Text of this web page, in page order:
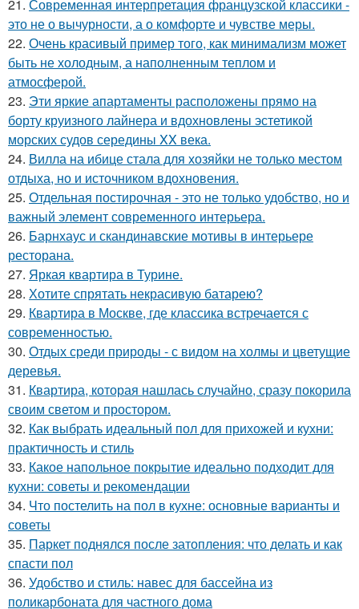
21. Современная интерпретация французской классики -
это не о вычурности, а о комфорте и чувстве меры.
22. Очень красивый пример того, как минимализм может
быть не холодным, а наполненным теплом и
атмосферой.
23. Эти яркие апартаменты расположены прямо на
борту круизного лайнера и вдохновлены эстетикой
морских судов середины XX века.
24. Вилла на ибице стала для хозяйки не только местом
отдыха, но и источником вдохновения.
25. Отдельная постирочная - это не только удобство, но и
важный элемент современного интерьера.
26. Барнхаус и скандинавские мотивы в интерьере
ресторана.
27. Яркая квартира в Турине.
28. Хотите спрятать некрасивую батарею?
29. Квартира в Москве, где классика встречается с
современностью.
30. Отдых среди природы - с видом на холмы и цветущие
деревья.
31. Квартира, которая нашлась случайно, сразу покорила
своим светом и простором.
32. Как выбрать идеальный пол для прихожей и кухни:
практичность и стиль
33. Какое напольное покрытие идеально подходит для
кухни: советы и рекомендации
34. Что постелить на пол в кухне: основные варианты и
советы
35. Паркет поднялся после затопления: что делать и как
спасти пол
36. Удобство и стиль: навес для бассейна из
поликарбоната для частного дома